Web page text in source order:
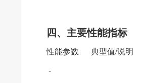
四、主要性能指标
性能参数 典型值
-